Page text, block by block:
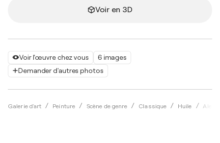
Voir l'œuvre chez vous
6 images
Demander d'autres photos
Galerie d'art Peinture Scène de genre Classique Huile
Voir en 3D